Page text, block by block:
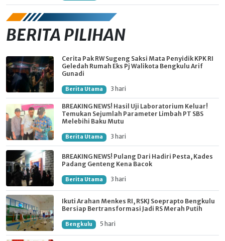
BERITA PILIHAN
Cerita Pak RW Sugeng Saksi Mata Penyidik KPK RI
Geledah Rumah Eks Pj Walikota Bengkulu Arif
Gunadi
Berita Utama 3 hari
BREAKING NEWS! Hasil Uji Laboratorium Keluar!
Temukan Sejumlah Parameter Limbah PT SBS
Melebihi Baku Mutu
Berita Utama 3 hari
BREAKING NEWS! Pulang Dari Hadiri Pesta, Kades
Padang Genteng Kena Bacok
Berita Utama 3 hari
Ikuti Arahan Menkes RI, RSKJ Soeprapto Bengkulu
Bersiap Bertransformasi Jadi RS Merah Putih
Bengkulu 5 hari